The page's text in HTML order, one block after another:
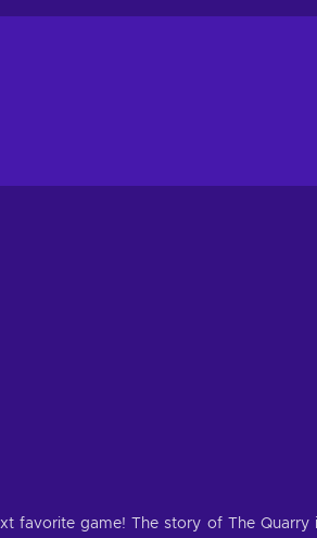
favorite game! The story of The Quarry